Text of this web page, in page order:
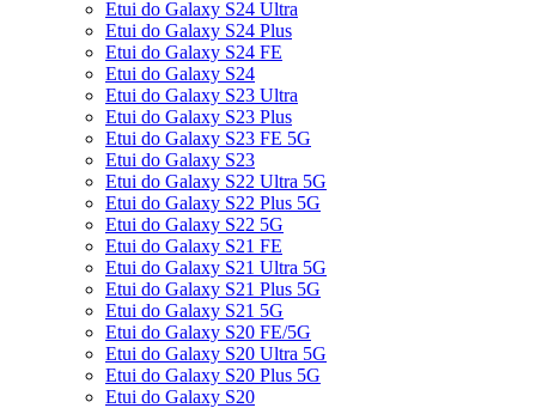
Etui do Galaxy S24 Ultra
Etui do Galaxy S24 Plus
Etui do Galaxy S24 FE
Etui do Galaxy S24
Etui do Galaxy S23 Ultra
Etui do Galaxy S23 Plus
Etui do Galaxy S23 FE 5G
Etui do Galaxy S23
Etui do Galaxy S22 Ultra 5G
Etui do Galaxy S22 Plus 5G
Etui do Galaxy S22 5G
Etui do Galaxy S21 FE
Etui do Galaxy S21 Ultra 5G
Etui do Galaxy S21 Plus 5G
Etui do Galaxy S21 5G
Etui do Galaxy S20 FE/5G
Etui do Galaxy S20 Ultra 5G
Etui do Galaxy S20 Plus 5G
Etui do Galaxy S20